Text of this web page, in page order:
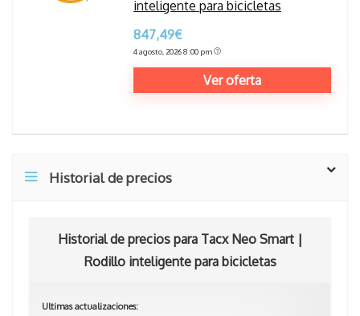
inteligente para bicicletas
847,49€
4 agosto, 2026 8:00 pm
Ver oferta
Historial de precios
Historial de precios para Tacx Neo Smart |
Rodillo inteligente para bicicletas
Ultimas actualizaciones: